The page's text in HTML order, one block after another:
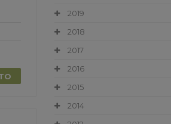
2019
2018
2017
2016
2015
2014